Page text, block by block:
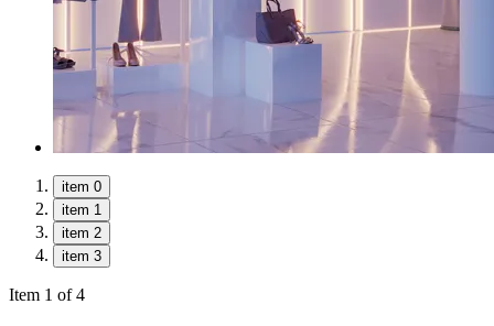
item 0
item 1
item 2
item 3
Item 1 of 4